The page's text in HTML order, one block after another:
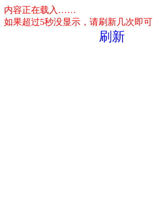
内容正在载入……
如果超过5秒没显示，请刷新几次即可
刷新